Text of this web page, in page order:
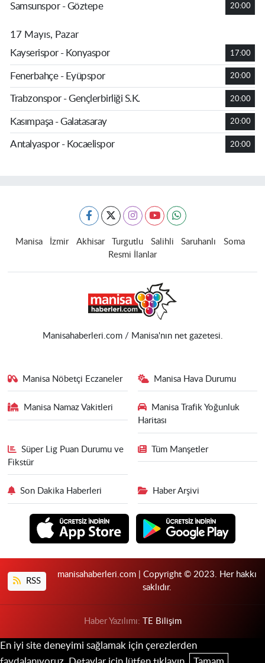
Samsunspor - Göztepe 20:00
17 Mayıs, Pazar
Kayserispor - Konyaspor
17:00
Fenerbahçe - Eyüpspor 20:00
Trabzonspor - Gençlerbirliği S.K. 20:00
Kasımpaşa - Galatasaray 20:00
Antalyaspor - Kocaelispor 20:00
Manisa İzmir Akhisar Turgutlu Salihli Saruhanlı
Soma
Resmi İlanlar
Manisahaberleri.com / Manisa'nın net gazetesi.
Manisa Nöbetçi Eczaneler Manisa Hava Durumu
Manisa Namaz Vakitleri
Manisa Trafik Yoğunluk
Haritası
Süper Lig Puan Durumu ve
Fikstür
Tüm Manşetler
Son Dakika Haberleri Haber Arşivi
RSS
manisahaberleri.com | Copyright © 2023. Her hakkı
saklıdır.
Haber Yazılımı: TE Bilişim
En iyi site deneyimi sağlamak için çerezlerden